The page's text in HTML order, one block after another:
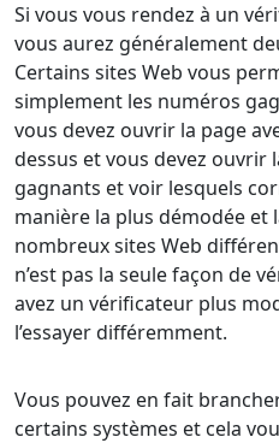
Si vous vous rendez à un
vous aurez généralement
Certains sites Web vous
simplement les numéros
vous devez ouvrir la page
dessus et vous devez ouvrir
gagnants et voir lesquels
manière la plus démodée et
nombreux sites Web
n’est pas la seule façon de
avez un vérificateur plus
l’essayer différemment.
Vous pouvez en fait
certains systèmes et cela